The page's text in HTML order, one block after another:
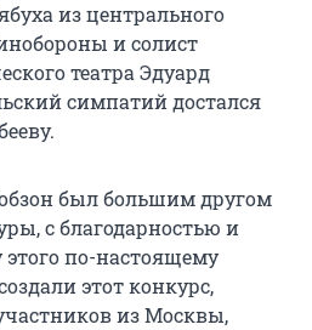
из центрального
и солист
театра Эдуард
симпатий достался
был большим другом
с благодарностью и
по-настоящему
этот конкурс,
из Москвы,